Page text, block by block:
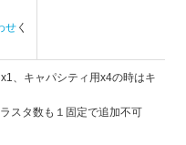
せ く
、キャパシティ用x4の時はキ
スタ数も１固定で追加不可